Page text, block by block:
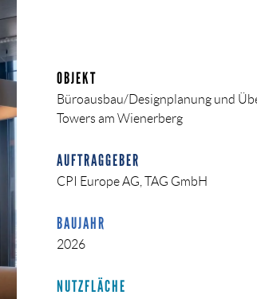
OBJEKT
Büroausbau/Designplanung und
Towers am Wienerberg
AUFTRAGGEBER
CPI Europe AG, TAG GmbH
BAUJAHR
2026
NUTZFLÄCHE